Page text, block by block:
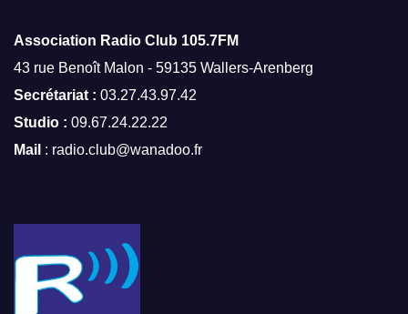
Association Radio Club 105.7FM
43 rue Benoît Malon - 59135 Wallers-Arenberg
Secrétariat : 03.27.43.97.42
Studio : 09.67.24.22.22
Mail : radio.club@wanadoo.fr